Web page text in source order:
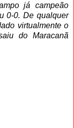
já campeão
0-0. De qualquer
virtualmente o
do Maracanã